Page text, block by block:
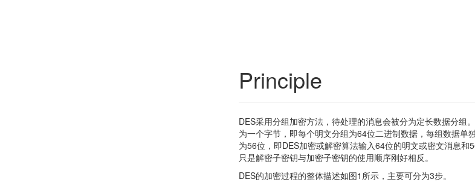
Principle
DES采用分组加密方法，待处理的消息会被分为定长数据分
为一个字节，即每个明文分组为64位二进制数据，每组数据
为56位，即DES加密或解密算法输入64位的明文或密文消息
只是解密子密钥与加密子密钥的使用顺序刚好相反。
DES的加密过程的整体描述如图1所示，主要可分为3步。